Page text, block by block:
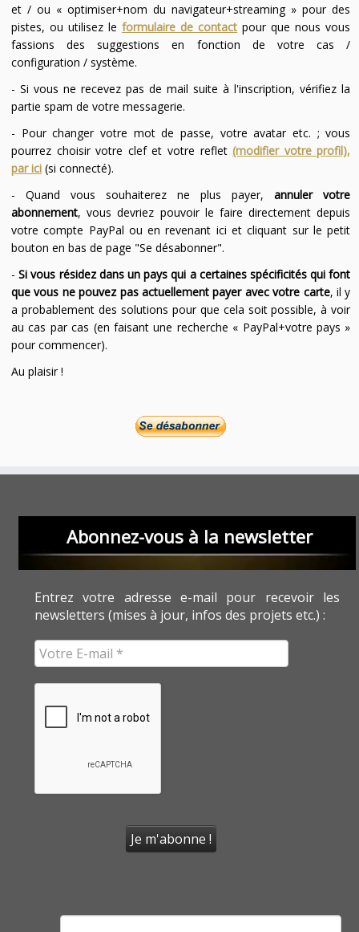
et / ou « optimiser+nom du navigateur+streaming » pour des
pistes, ou utilisez leformulaire de contact pour que nous vous
fassions des suggestions en fonction de votre cas /
configuration / système.
- Si vous ne recevez pas de mail suite à l'inscription, vérifiez la
partie spam de votre messagerie.
- Pour changer votre mot de passe, votre avatar etc. ; vous
pourrez choisir votre clef et votre reflet(modifier votre profil),
par ici(si connecté).
- Quand vous souhaiterez ne plus payer,annuler votre
abonnement, vous devriez pouvoir le faire directement depuis
votre compte PayPal ou en revenant ici et cliquant sur le petit
bouton en bas de page "Se désabonner".
-Si vous résidez dans un pays qui a certaines spécificités qui font
que vous ne pouvez pas actuellement payer avec votre carte, il y
a probablement des solutions pour que cela soit possible, à voir
au cas par cas (en faisant une recherche « PayPal+votre pays »
pour commencer).
Au plaisir !
Abonnez-vous à la newsletter
Entrez votre adresse e-mail pour recevoir les
newsletters (mises à jour, infos des projets etc.) :